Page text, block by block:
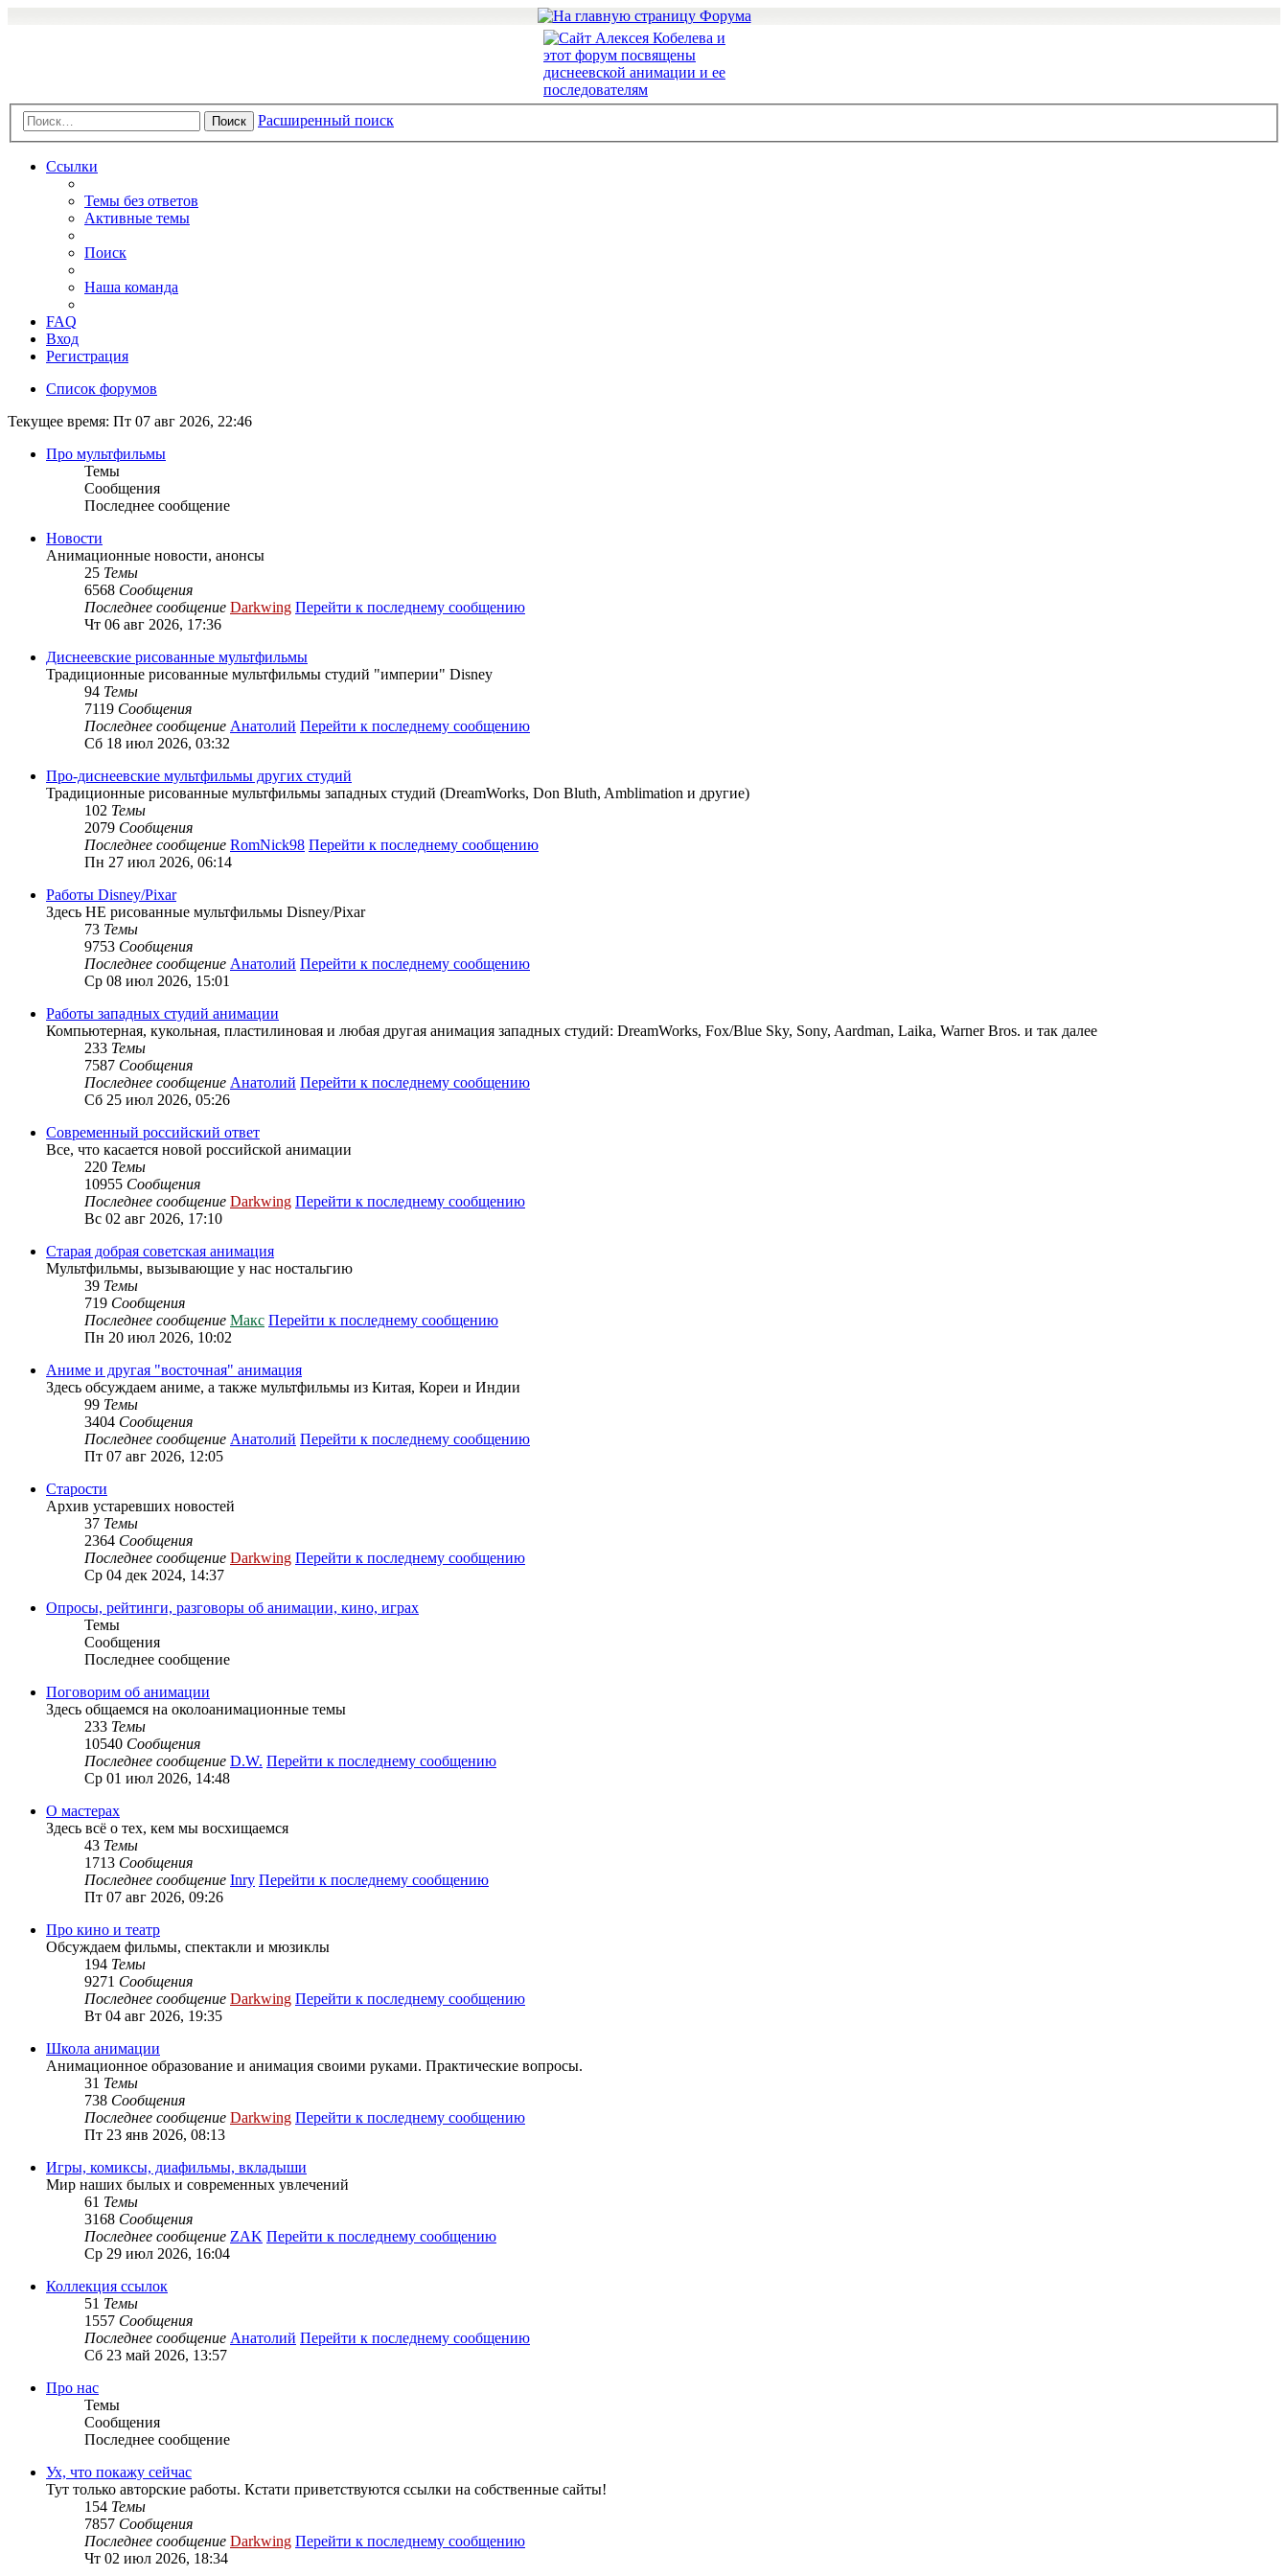
Поиск Расширенный поиск
Ссылки
Темы без ответов
Активные темы
Поиск
Наша команда
FAQ
Вход
Регистрация
Список форумов
Текущее время: Пт 07 авг 2026, 22:46
Про мультфильмы
Темы
Сообщения
Последнее сообщение
Новости
Анимационные новости, анонсы
25 Темы
6568 Сообщения
Последнее сообщение Darkwing Перейти к последнему сообщению
Чт 06 авг 2026, 17:36
Диснеевские рисованные мультфильмы
Традиционные рисованные мультфильмы студий "империи" Disney
94 Темы
7119 Сообщения
Последнее сообщение Анатолий Перейти к последнему сообщению
Сб 18 июл 2026, 03:32
Про-диснеевские мультфильмы других студий
Традиционные рисованные мультфильмы западных студий (DreamWorks, Don Bluth, Amblimation и другие)
102 Темы
2079 Сообщения
Последнее сообщение RomNick98 Перейти к последнему сообщению
Пн 27 июл 2026, 06:14
Работы Disney/Pixar
Здесь НЕ рисованные мультфильмы Disney/Pixar
73 Темы
9753 Сообщения
Последнее сообщение Анатолий Перейти к последнему сообщению
Ср 08 июл 2026, 15:01
Работы западных студий анимации
Компьютерная, кукольная, пластилиновая и любая другая анимация западных студий: DreamWorks, Fox/Blue Sky, Sony, Aardman, Laika, Warner Bros. и так далее
233 Темы
7587 Сообщения
Последнее сообщение Анатолий Перейти к последнему сообщению
Сб 25 июл 2026, 05:26
Современный российский ответ
Все, что касается новой российской анимации
220 Темы
10955 Сообщения
Последнее сообщение Darkwing Перейти к последнему сообщению
Вс 02 авг 2026, 17:10
Старая добрая советская анимация
Мультфильмы, вызывающие у нас ностальгию
39 Темы
719 Сообщения
Последнее сообщение Макс Перейти к последнему сообщению
Пн 20 июл 2026, 10:02
Аниме и другая "восточная" анимация
Здесь обсуждаем аниме, а также мультфильмы из Китая, Кореи и Индии
99 Темы
3404 Сообщения
Последнее сообщение Анатолий Перейти к последнему сообщению
Пт 07 авг 2026, 12:05
Старости
Архив устаревших новостей
37 Темы
2364 Сообщения
Последнее сообщение Darkwing Перейти к последнему сообщению
Ср 04 дек 2024, 14:37
Опросы, рейтинги, разговоры об анимации, кино, играх
Темы
Сообщения
Последнее сообщение
Поговорим об анимации
Здесь общаемся на околоанимационные темы
233 Темы
10540 Сообщения
Последнее сообщение D.W. Перейти к последнему сообщению
Ср 01 июл 2026, 14:48
О мастерах
Здесь всё о тех, кем мы восхищаемся
43 Темы
1713 Сообщения
Последнее сообщение Inry Перейти к последнему сообщению
Пт 07 авг 2026, 09:26
Про кино и театр
Обсуждаем фильмы, спектакли и мюзиклы
194 Темы
9271 Сообщения
Последнее сообщение Darkwing Перейти к последнему сообщению
Вт 04 авг 2026, 19:35
Школа анимации
Анимационное образование и анимация своими руками. Практические вопросы.
31 Темы
738 Сообщения
Последнее сообщение Darkwing Перейти к последнему сообщению
Пт 23 янв 2026, 08:13
Игры, комиксы, диафильмы, вкладыши
Мир наших былых и современных увлечений
61 Темы
3168 Сообщения
Последнее сообщение ZAK Перейти к последнему сообщению
Ср 29 июл 2026, 16:04
Коллекция ссылок
51 Темы
1557 Сообщения
Последнее сообщение Анатолий Перейти к последнему сообщению
Сб 23 май 2026, 13:57
Про нас
Темы
Сообщения
Последнее сообщение
Ух, что покажу сейчас
Тут только авторские работы. Кстати приветствуются ссылки на собственные сайты!
154 Темы
7857 Сообщения
Последнее сообщение Darkwing Перейти к последнему сообщению
Чт 02 июл 2026, 18:34